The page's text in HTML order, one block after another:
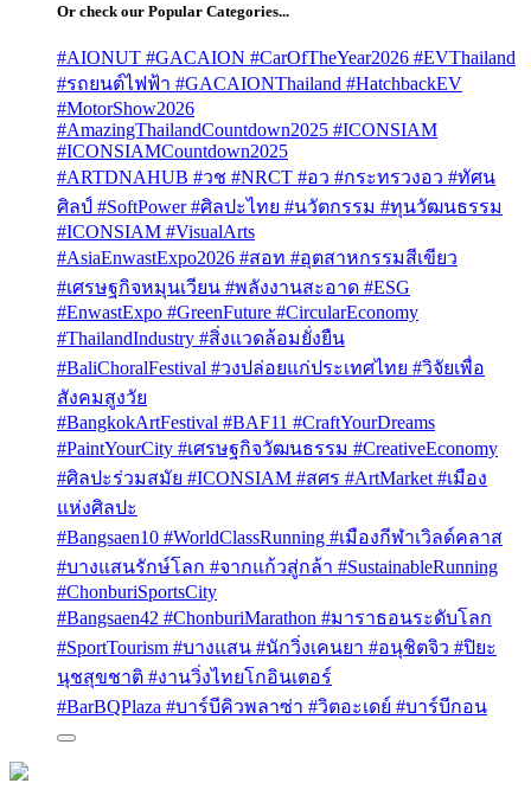
Or check our Popular Categories...
#AIONUT #GACAION #CarOfTheYear2026 #EVThailand
#รถยนต์ไฟฟ้า #GACAIONThailand #HatchbackEV
#MotorShow2026
#AmazingThailandCountdown2025 #ICONSIAM
#ICONSIAMCountdown2025
#ARTDNAHUB #วช #NRCT #อว #กระทรวงอว #ทัศน
ศิลป์ #SoftPower #ศิลปะไทย #นวัตกรรม #ทุนวัฒนธรรม
#ICONSIAM #VisualArts
#AsiaEnwastExpo2026 #สอท #อุตสาหกรรมสีเขียว
#เศรษฐกิจหมุนเวียน #พลังงานสะอาด #ESG
#EnwastExpo #GreenFuture #CircularEconomy
#ThailandIndustry #สิ่งแวดล้อมยั่งยืน
#BaliChoralFestival #วงปล่อยแก่ประเทศไทย #วิจัยเพื่อ
สังคมสูงวัย
#BangkokArtFestival #BAF11 #CraftYourDreams
#PaintYourCity #เศรษฐกิจวัฒนธรรม #CreativeEconomy
#ศิลปะร่วมสมัย #ICONSIAM #สศร #ArtMarket #เมือง
แห่งศิลปะ
#Bangsaen10 #WorldClassRunning #เมืองกีฬาเวิลด์คลาส
#บางแสนรักษ์โลก #จากแก้วสู่กล้า #SustainableRunning
#ChonburiSportsCity
#Bangsaen42 #ChonburiMarathon #มาราธอนระดับโลก
#SportTourism #บางแสน #นักวิ่งเคนยา #อนุชิตจิว #ปิยะ
นุชสุขชาติ #งานวิ่งไทยโกอินเตอร์
#BarBQPlaza #บาร์บีคิวพลาซ่า #วิตอะเดย์ #บาร์บีกอน